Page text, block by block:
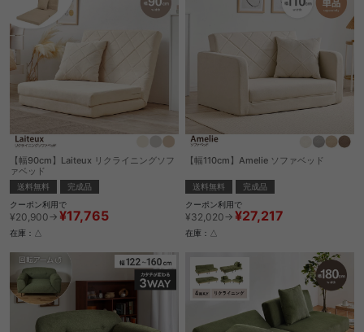
【幅90cm】Laiteux リクライニングソフ
ァベッド
送料無料
完成品
クーポン利用で
¥20,900→ ¥17,765
在庫：△
【幅110cm】Amelie ソファベッド
送料無料
完成品
クーポン利用で
¥32,020→ ¥27,217
在庫：△